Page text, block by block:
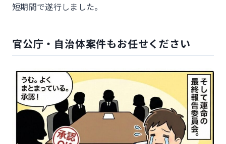
短期間で遂行しました。
官公庁・自治体案件もお任せください